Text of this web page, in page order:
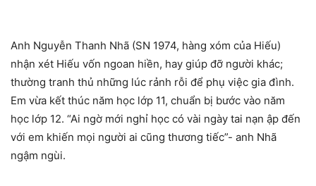
Anh Nguyễn Thanh Nhã (SN 1974, hàng xóm của Hiếu)
nhận xét Hiếu vốn ngoan hiền, hay giúp đỡ người khác;
thường tranh thủ những lúc rảnh rỗi để phụ việc gia đình.
Em vừa kết thúc năm học lớp 11, chuẩn bị bước vào năm
học lớp 12. “Ai ngờ mới nghỉ học có vài ngày tai nạn ập đến
với em khiến mọi người ai cũng thương tiếc”- anh Nhã
ngậm ngùi.